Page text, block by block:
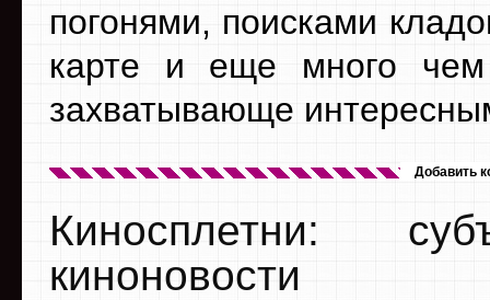
погонями, поисками
карте и еще много
захватывающе
Добавить
Киносплетни:
киноновости